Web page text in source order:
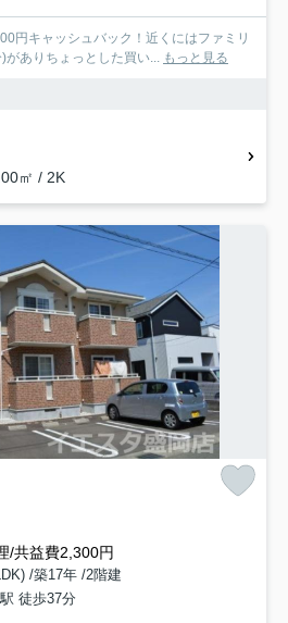
円キャッシュバック！近くにはファミリ
がありちょっとした買い... もっと見る
㎡ / 2K
/共益費2,300円
/築17年 /2階建
徒歩37分